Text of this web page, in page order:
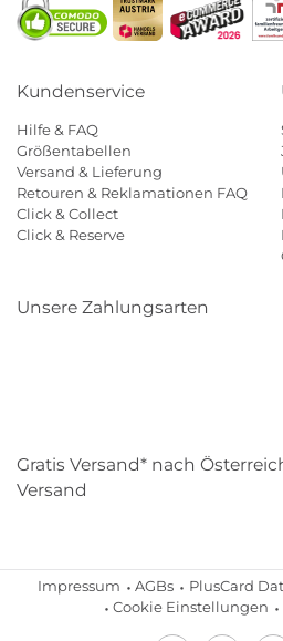
Kundenservice
Hilfe & FAQ
Größentabellen
Versand & Lieferung
Retouren & Reklamationen FAQ
Click & Collect
Click & Reserve
Unsere Zahlungsarten
Gratis Versand* nach
Versand
Impressum AGBs PlusCard
Cookie Einstellungen